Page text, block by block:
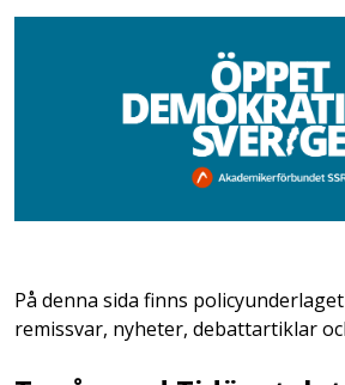
På denna sida finns
remissvar, nyheter, debattartiklar